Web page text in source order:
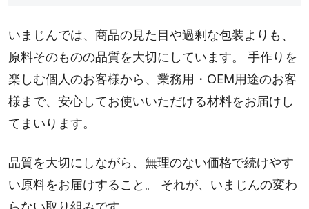
いまじんでは、商品の見た目や過剰な包装よりも、
原料そのものの品質を大切にしています。 手作りを
楽しむ個人のお客様から、業務用・OEM用途のお客
様まで、安心してお使いいただける材料をお届けし
てまいります。
品質を大切にしながら、無理のない価格で続けやす
い原料をお届けすること。 それが、いまじんの変わ